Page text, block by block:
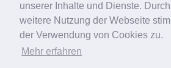
unserer Inhalte und Dienste.
weitere Nutzung der Webseite
der Verwendung von Cookies zu.
Mehr erfahren